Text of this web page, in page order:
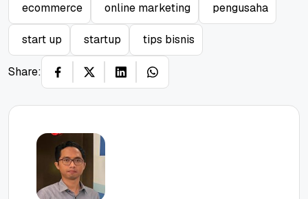
ecommerce online marketing pengusaha
start up startup tips bisnis
Share: